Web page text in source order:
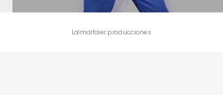
Laimaifaier producciones